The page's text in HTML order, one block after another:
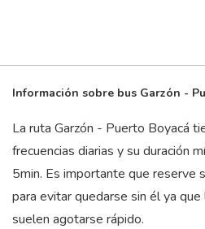
Información sobre bus Garzón -
La ruta Garzón - Puerto Boyacá
frecuencias diarias y su duración
5min. Es importante que reserve
para evitar quedarse sin él ya
suelen agotarse rápido.